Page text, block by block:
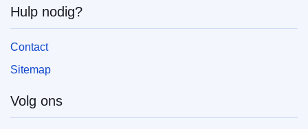
Hulp nodig?
Contact
Sitemap
Volg ons